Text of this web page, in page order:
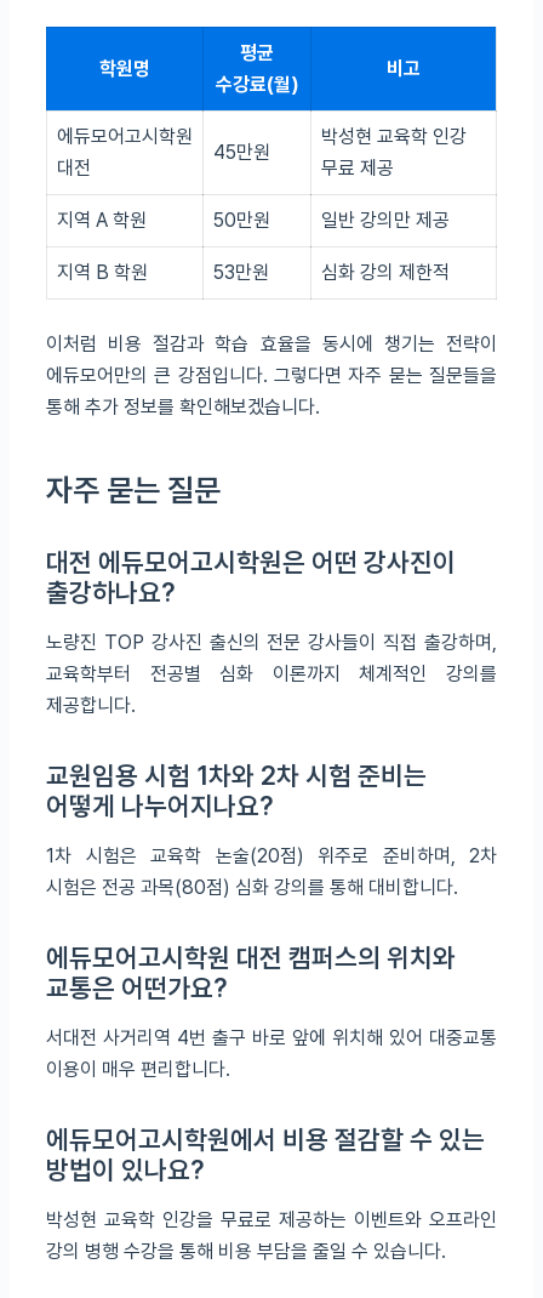
학원명
평균
수강료(월)
비고
에듀모어고시학원
대전
45만원
박성현 교육학 인강
무료 제공
지역 A 학원 50만원 일반 강의만 제공
지역 B 학원 53만원 심화 강의 제한적
이처럼 비용 절감과 학습 효율을 동시에 챙기는 전략이
에듀모어만의 큰 강점입니다. 그렇다면 자주 묻는 질문들을
통해 추가 정보를 확인해보겠습니다.
자주 묻는 질문
대전 에듀모어고시학원은 어떤 강사진이
출강하나요?
노량진 TOP 강사진 출신의 전문 강사들이 직접 출강하며,
교육학부터 전공별 심화 이론까지 체계적인 강의를
제공합니다.
교원임용 시험 1차와 2차 시험 준비는
어떻게 나누어지나요?
1차 시험은 교육학 논술(20점) 위주로 준비하며, 2차
시험은 전공 과목(80점) 심화 강의를 통해 대비합니다.
에듀모어고시학원 대전 캠퍼스의 위치와
교통은 어떤가요?
서대전 사거리역 4번 출구 바로 앞에 위치해 있어 대중교통
이용이 매우 편리합니다.
에듀모어고시학원에서 비용 절감할 수 있는
방법이 있나요?
박성현 교육학 인강을 무료로 제공하는 이벤트와 오프라인
강의 병행 수강을 통해 비용 부담을 줄일 수 있습니다.